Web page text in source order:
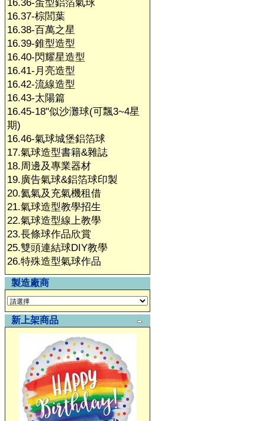
16.36-蛋型鋁箔氣球
16.37-棕閭葉
16.38-百萬之星
16.39-錐型造型
16.40-閃耀星造型
16.41-月亮造型
16.42-流線造型
16.43-太陽篇
16.45-18"似沙灘球(可飄3~4星
期)
16.46-氣球城堡鋁箔球
17.氣球造型書籍&雜誌
18.周邊及專業器材
19.廣告氣球&鋁箔球印製
20.氦氣及充氣機租借
21.氣球造型教學招生
22.氣球造型線上教學
23.長條球作品欣賞
25.雙頭連結球DIY教學
26.特殊造型氣球作品
製造廠商
新上架商品